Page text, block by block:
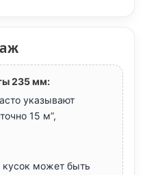
235 мм:
указывают
15 м”,
может быть